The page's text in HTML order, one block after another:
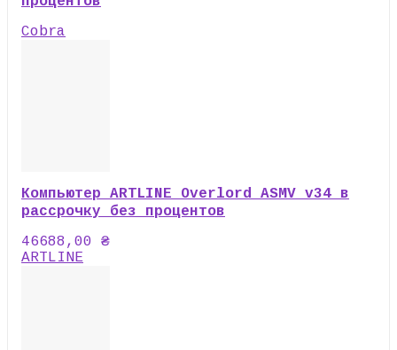
Cobra
Компьютер ARTLINE Overlord ASMV v34 в
рассрочку без процентов
46688,00 ₴
ARTLINE